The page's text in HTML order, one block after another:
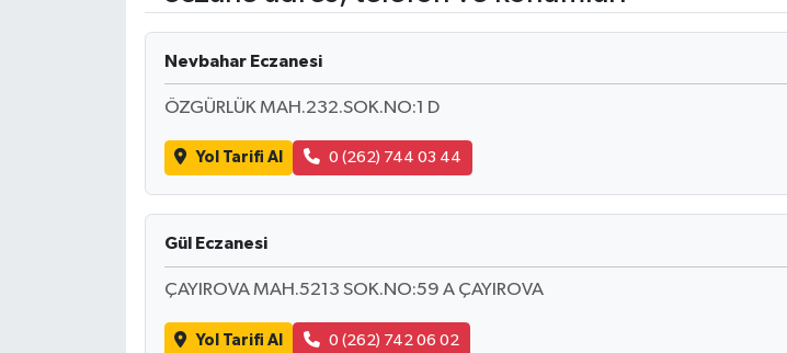
Nevbahar Eczanesi
ÖZGÜRLÜK MAH.232.SOK.NO:1 D
Yol Tarifi Al 0 (262) 744 03 44
Gül Eczanesi
ÇAYIROVA MAH.5213 SOK.NO:59 A ÇAYIROVA
Yol Tarifi Al 0 (262) 742 06 02